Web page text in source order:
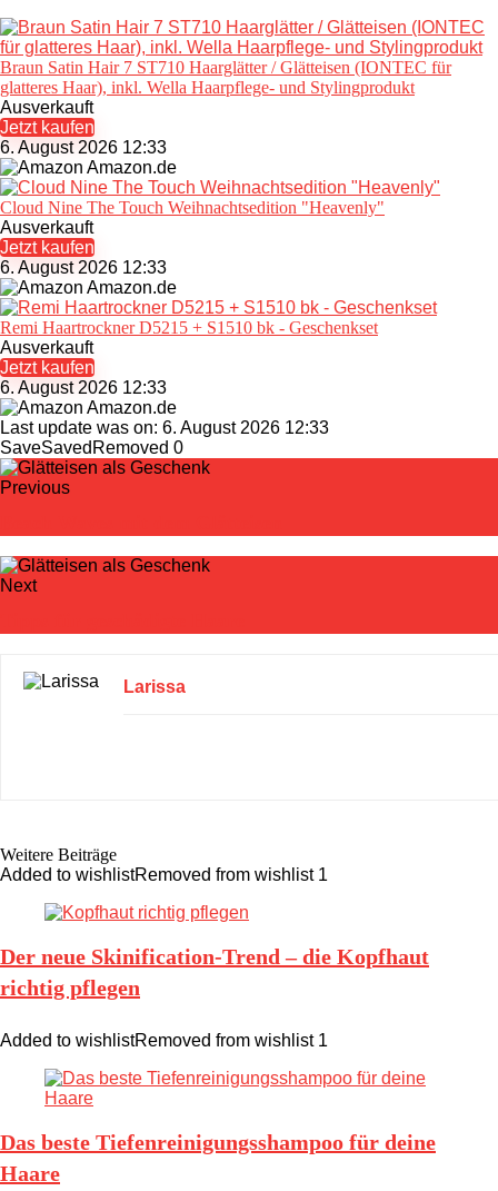
Braun Satin Hair 7 ST710 Haarglätter / Glätteisen (IONTEC für
glatteres Haar), inkl. Wella Haarpflege- und Stylingprodukt
Ausverkauft
Jetzt kaufen
6. August 2026 12:33
Amazon.de
Cloud Nine The Touch Weihnachtsedition "Heavenly"
Ausverkauft
Jetzt kaufen
6. August 2026 12:33
Amazon.de
Remi Haartrockner D5215 + S1510 bk - Geschenkset
Ausverkauft
Jetzt kaufen
6. August 2026 12:33
Amazon.de
Last update was on: 6. August 2026 12:33
SaveSaved Removed 0
Previous
Next
Larissa
Weitere Beiträge
Added to wishlistRemoved from wishlist 1
Der neue Skinification-Trend – die Kopfhaut
richtig pflegen
Added to wishlistRemoved from wishlist 1
Das beste Tiefenreinigungsshampoo für deine
Haare